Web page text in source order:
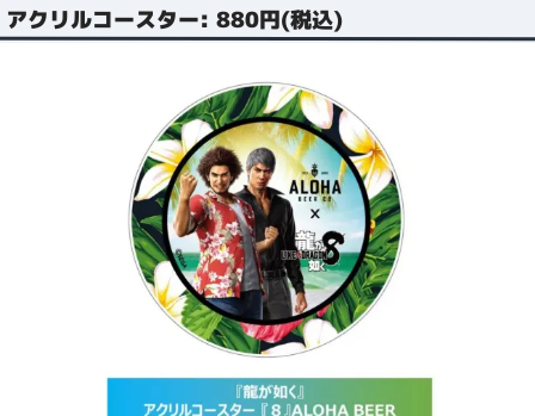
アクリルコースター: 880円(税込)